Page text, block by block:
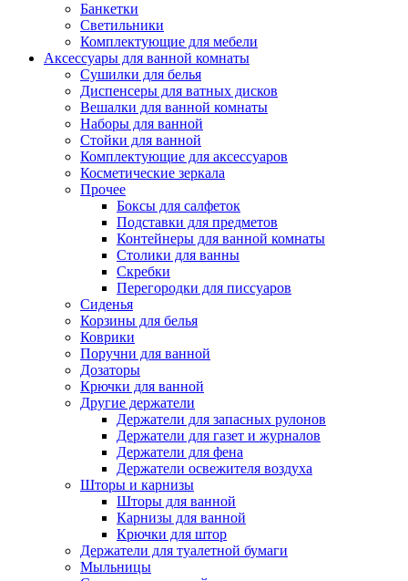
Банкетки
Светильники
Комплектующие для мебели
Аксессуары для ванной комнаты
Сушилки для белья
Диспенсеры для ватных дисков
Вешалки для ванной комнаты
Наборы для ванной
Стойки для ванной
Комплектующие для аксессуаров
Косметические зеркала
Прочее
Боксы для салфеток
Подставки для предметов
Контейнеры для ванной комнаты
Столики для ванны
Скребки
Перегородки для писсуаров
Сиденья
Корзины для белья
Коврики
Поручни для ванной
Дозаторы
Крючки для ванной
Другие держатели
Держатели для запасных рулонов
Держатели для газет и журналов
Держатели для фена
Держатели освежителя воздуха
Шторы и карнизы
Шторы для ванной
Карнизы для ванной
Крючки для штор
Держатели для туалетной бумаги
Мыльницы